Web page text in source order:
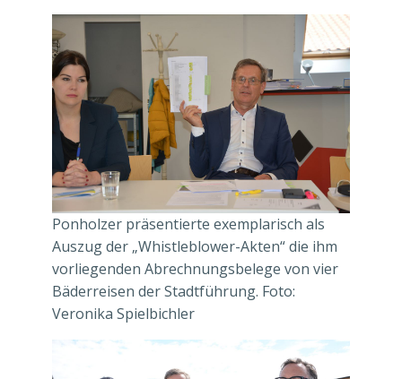
Ponholzer präsentierte exemplarisch als
Auszug der „Whistleblower-Akten“ die ihm
vorliegenden Abrechnungsbelege von vier
Bäderreisen der Stadtführung. Foto:
Veronika Spielbichler